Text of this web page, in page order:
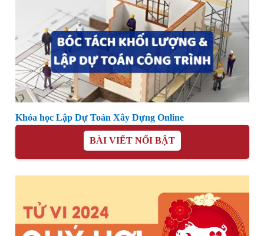
Khóa học Lập Dự Toán Xây Dựng Online
BÀI VIẾT NỔI BẬT